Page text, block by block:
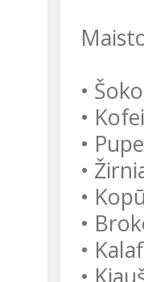
•
•
•
•
•
•
•
•